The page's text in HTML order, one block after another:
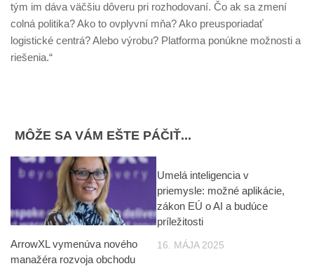
tým im dáva väčšiu dôveru pri rozhodovaní. Čo ak sa zmení
colná politika? Ako to ovplyvní mňa? Ako preusporiadať
logistické centrá? Alebo výrobu? Platforma ponúkne možnosti a
riešenia.“
MÔŽE SA VÁM EŠTE PÁČIŤ...
ArrowXL vymenúva nového
manažéra rozvoja obchodu
Umelá inteligencia v
priemysle: možné aplikácie,
zákon EÚ o AI a budúce
príležitosti
16. MÁJA 2025